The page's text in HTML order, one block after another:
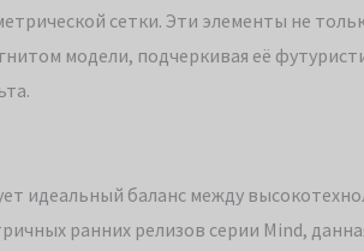
сетки. Эти элементы не
модели, подчеркивая её
идеальный баланс между
ранних релизов серии Mind,